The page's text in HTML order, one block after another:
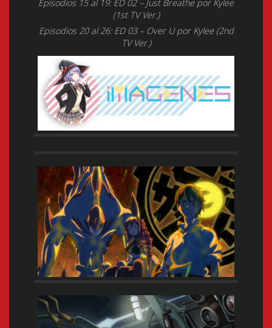
Episodios 15 al 19: ED 02 – Just Breathe por Kylee
(1st TV Ver.)
Episodios 20 al 26: ED 03 – Over U por Kylee (2nd
TV Ver.)